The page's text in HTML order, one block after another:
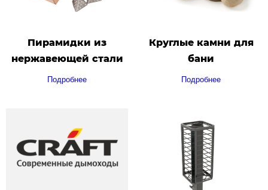
Пирамидки из
нержавеющей стали
Подробнее
Круглые камни для
бани
Подробнее